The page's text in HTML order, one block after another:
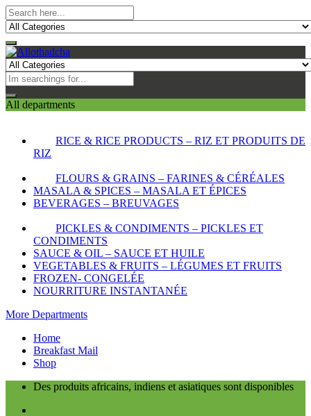
All departments
RICE & RICE PRODUCTS – RIZ ET PRODUITS DE
RIZ
FLOURS & GRAINS – FARINES & CÉRÉALES
MASALA & SPICES – MASALA ET ÉPICES
BEVERAGES – BREUVAGES
PICKLES & CONDIMENTS – PICKLES ET
CONDIMENTS
SAUCE & OIL – SAUCE ET HUILE
VEGETABLES & FRUITS – LÉGUMES ET FRUITS
FROZEN- CONGELÉE
NOURRITURE INSTANTANÉE
More Departments
Home
Breakfast Mail
Shop
Des produits africains, indiens et asiatiques sont disponibles